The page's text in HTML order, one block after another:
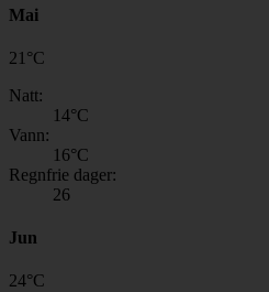
Mai
21 °C
Natt:
14°C
Vann:
16°C
Regnfrie dager:
26
Jun
24°C